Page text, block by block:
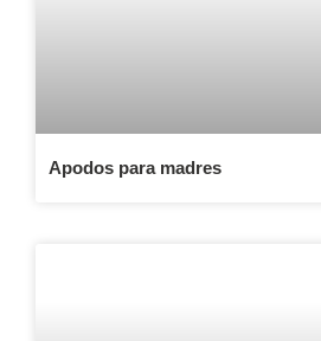
Apodos para madres